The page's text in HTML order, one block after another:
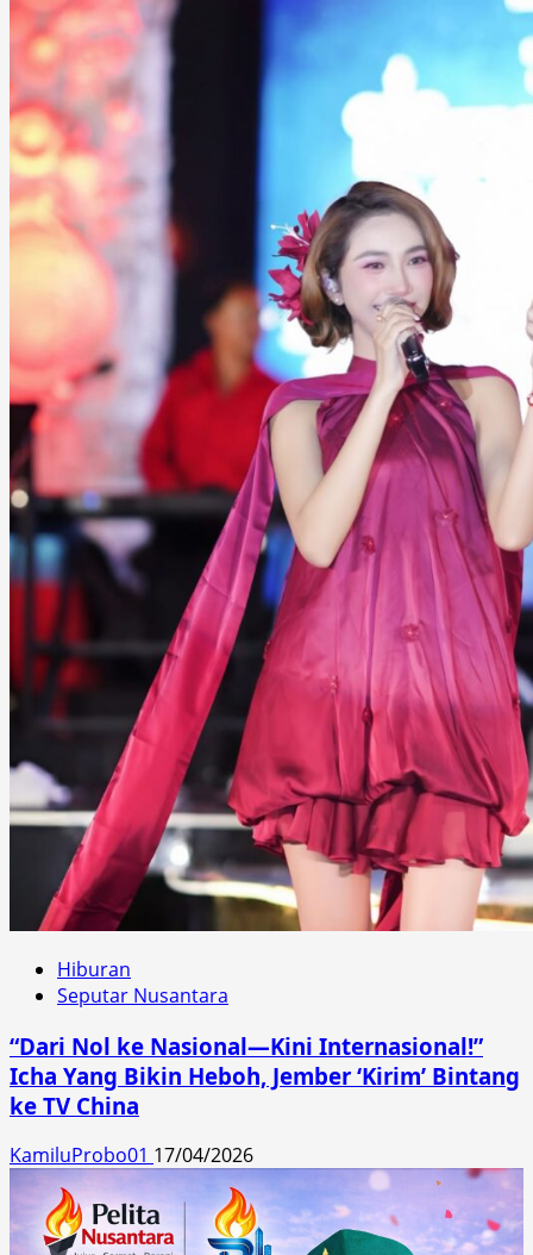
Hiburan
Seputar Nusantara
“Dari Nol ke Nasional—Kini Internasional!”
Icha Yang Bikin Heboh, Jember ‘Kirim’ Bintang
ke TV China
KamiluProbo01 17/04/2026